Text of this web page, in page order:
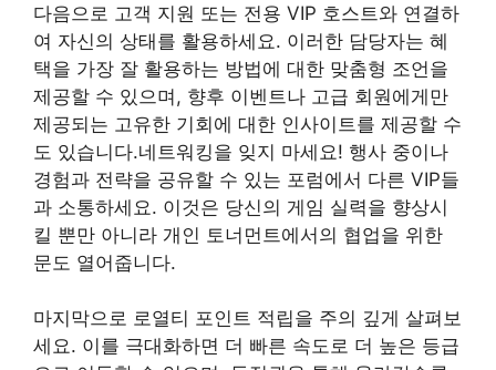
다음으로 고객 지원 또는 전용 VIP 호스트와 연결하
여 자신의 상태를 활용하세요. 이러한 담당자는 혜
택을 가장 잘 활용하는 방법에 대한 맞춤형 조언을
제공할 수 있으며, 향후 이벤트나 고급 회원에게만
제공되는 고유한 기회에 대한 인사이트를 제공할 수
도 있습니다.네트워킹을 잊지 마세요! 행사 중이나
경험과 전략을 공유할 수 있는 포럼에서 다른 VIP들
과 소통하세요. 이것은 당신의 게임 실력을 향상시
킬 뿐만 아니라 개인 토너먼트에서의 협업을 위한
문도 열어줍니다.
마지막으로 로열티 포인트 적립을 주의 깊게 살펴보
세요. 이를 극대화하면 더 빠른 속도로 더 높은 등급